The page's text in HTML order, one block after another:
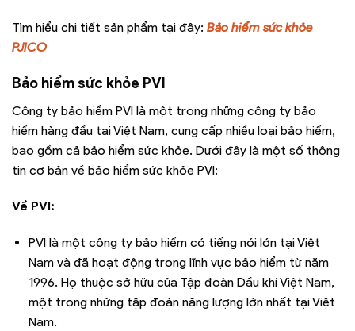
Tìm hiểu chi tiết sản phẩm tại đây: Bảo hiểm sức khỏe
PJICO
Bảo hiểm sức khỏe PVI
Công ty bảo hiểm PVI là một trong những công ty bảo
hiểm hàng đầu tại Việt Nam, cung cấp nhiều loại bảo hiểm,
bao gồm cả bảo hiểm sức khỏe. Dưới đây là một số thông
tin cơ bản về bảo hiểm sức khỏe PVI:
Về PVI:
PVI là một công ty bảo hiểm có tiếng nói lớn tại Việt
Nam và đã hoạt động trong lĩnh vực bảo hiểm từ năm
1996. Họ thuộc sở hữu của Tập đoàn Dầu khí Việt Nam,
một trong những tập đoàn năng lượng lớn nhất tại Việt
Nam.